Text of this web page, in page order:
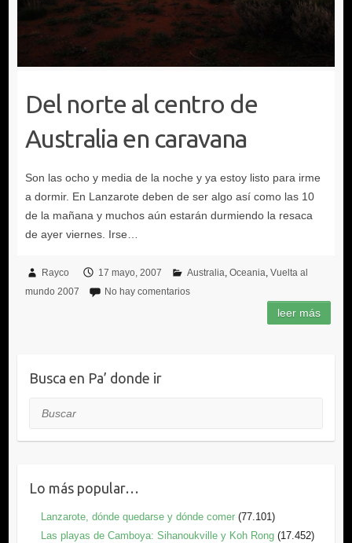
Del norte al centro de
Australia en caravana
Rayco 17 mayo, 2007 Australia Oceania Vuelta al
mundo 2007
No hay comentarios
Busca en Pa’ donde ir
Buscar
Lo más popular…
Lanzarote, dónde quedarse y dónde comer (77.101)
Las playas de Camboya: Sihanoukville y Koh Rong (17.452)